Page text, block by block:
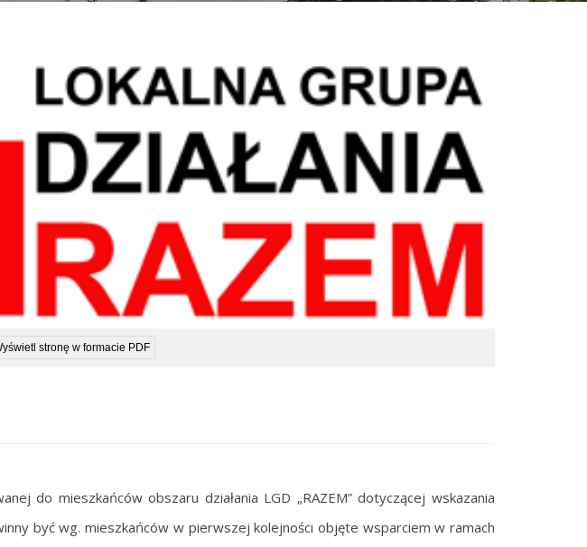
stronę w formacie PDF
do mieszkańców obszaru działania LGD „RAZEM” dotyczącej wskazania
być wg. mieszkańców w pierwszej kolejności objęte wsparciem w ramach